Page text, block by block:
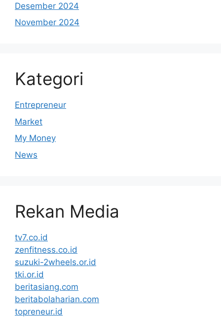
Desember 2024
November 2024
Kategori
Entrepreneur
Market
My Money
News
Rekan Media
tv7.co.id
zenfitness.co.id
suzuki-2wheels.or.id
tki.or.id
beritasiang.com
beritabolaharian.com
topreneur.id